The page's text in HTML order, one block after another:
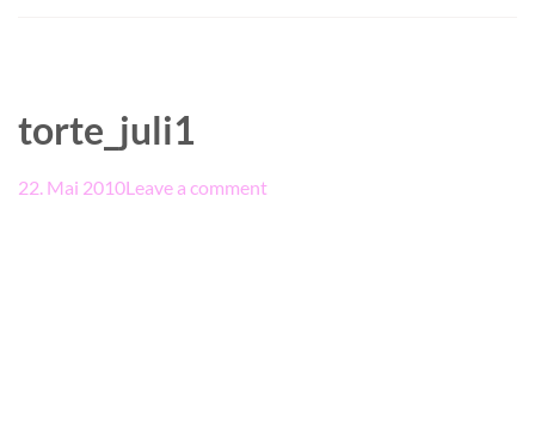
torte_juli1
22. Mai 2010Leave a comment